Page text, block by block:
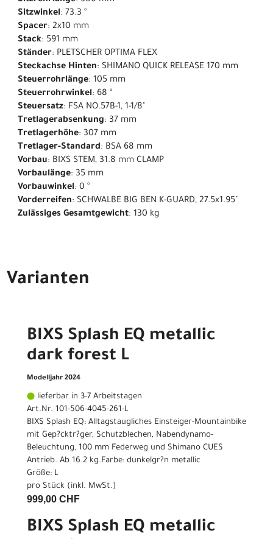
Sitzwinkel: 73.3 °
Spacer: 2x10 mm
Stack: 591 mm
Ständer: PLETSCHER OPTIMA FLEX
Steckachse Hinten: SHIMANO QUICK RELEASE 170 mm
Steuerrohrlänge: 105 mm
Steuerrohrwinkel: 68 °
Steuersatz: FSA NO.57B-1, 1-1/8"
Tretlagerabsenkung: 37 mm
Tretlagerhöhe: 307 mm
Tretlager-Standard: BSA 68 mm
Vorbau: BIXS STEM, 31.8 mm CLAMP
Vorbaulänge: 35 mm
Vorbauwinkel: 0 °
Vorderreifen: SCHWALBE BIG BEN K-GUARD, 27.5x1.95"
Zulässiges Gesamtgewicht: 130 kg
Varianten
BIXS Splash EQ metallic
dark forest L
Modelljahr 2024
lieferbar in 3-7 Arbeitstagen
Art.Nr. 101-506-4045-261-L
BIXS Splash EQ: Alltagstaugliches Einsteiger-Mountainbike
mit Gep?cktr?ger, Schutzblechen, Nabendynamo-
Beleuchtung, 100 mm Federweg und Shimano CUES
Antrieb. Ab 16.2 kg.Farbe: dunkelgr?n metallic
Größe: L
pro Stück (inkl. MwSt.)
999,00 CHF
BIXS Splash EQ metallic